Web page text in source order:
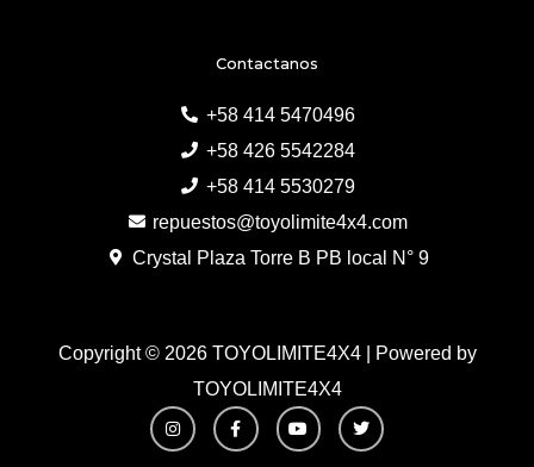
Contactanos
+58 414 5470496
+58 426 5542284
+58 414 5530279
repuestos@toyolimite4x4.com
Crystal Plaza Torre B PB local N° 9
Copyright © 2026 TOYOLIMITE4X4 | Powered by
TOYOLIMITE4X4
I
n
s
F
a
c
Y
o
u
T
w
i